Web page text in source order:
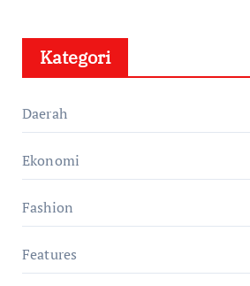
Kategori
Daerah
Ekonomi
Fashion
Features